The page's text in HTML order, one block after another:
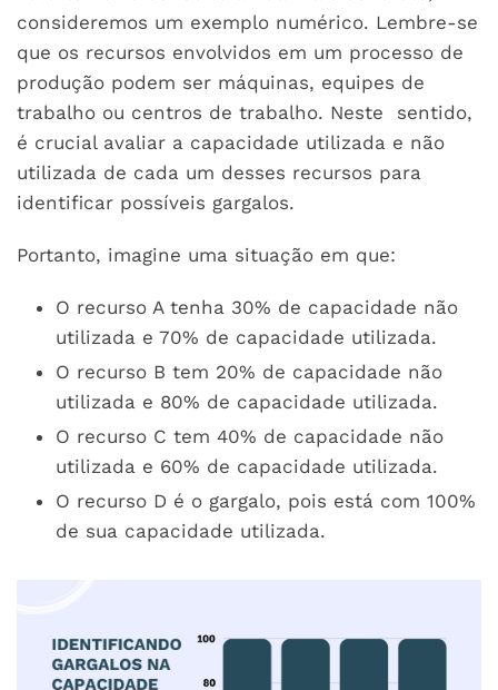
consideremos um exemplo numérico. Lembre-se
que os recursos envolvidos em um processo de
produção podem ser máquinas, equipes de
trabalho ou centros de trabalho. Neste sentido,
é crucial avaliar a capacidade utilizada e não
utilizada de cada um desses recursos para
identificar possíveis gargalos.
Portanto, imagine uma situação em que:
O recurso A tenha 30% de capacidade não
utilizada e 70% de capacidade utilizada.
O recurso B tem 20% de capacidade não
utilizada e 80% de capacidade utilizada.
O recurso C tem 40% de capacidade não
utilizada e 60% de capacidade utilizada.
O recurso D é o gargalo, pois está com 100%
de sua capacidade utilizada.